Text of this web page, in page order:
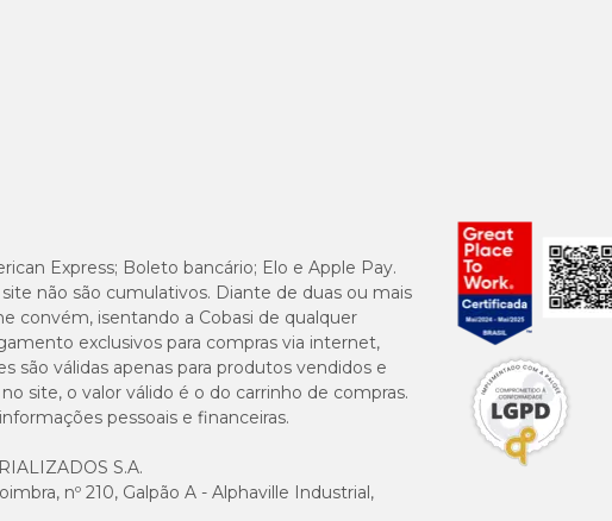
Express; Boleto bancário; Elo e Apple Pay.
não são cumulativos. Diante de duas ou mais
convém, isentando a Cobasi de qualquer
exclusivos para compras via internet,
são válidas apenas para produtos vendidos e
site, o valor válido é o do carrinho de compras.
pessoais e financeiras.
S.A.
nº 210, Galpão A - Alphaville Industrial,